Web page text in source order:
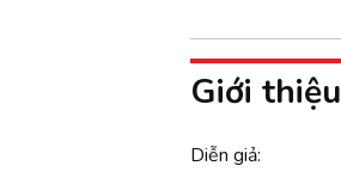
Giới thiệu
Diễn giả: